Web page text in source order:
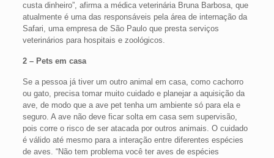
custa dinheiro”, afirma a médica veterinária Bruna Barbosa, que
atualmente é uma das responsáveis pela área de internação da
Safari, uma empresa de São Paulo que presta serviços
veterinários para hospitais e zoológicos.
2 – Pets em casa
Se a pessoa já tiver um outro animal em casa, como cachorro
ou gato, precisa tomar muito cuidado e planejar a aquisição da
ave, de modo que a ave pet tenha um ambiente só para ela e
seguro. A ave não deve ficar solta em casa sem supervisão,
pois corre o risco de ser atacada por outros animais. O cuidado
é válido até mesmo para a interação entre diferentes espécies
de aves. “Não tem problema você ter aves de espécies